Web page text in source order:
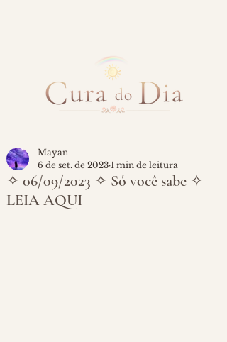
✧ 06/09/2023 ✧ Só você sabe ✧
LEIA AQUI
Mayan
6 de set. de 2023 1 min de leitura